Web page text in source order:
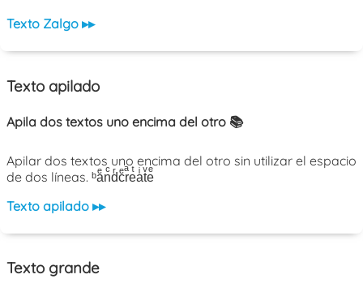
Texto Zalgo ▸▸
Texto apilado
Apila dos textos uno encima del otro 📚
Apilar dos textos uno encima del otro sin utilizar el espacio
de dos líneas. ᵇaͤnͨdͬcͤrͣeͭaͥtͮeͤ
Texto apilado ▸▸
Texto grande